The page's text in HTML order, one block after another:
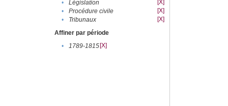
•
Législation
[X]
•
Procédure civile
[X]
•
Tribunaux
[X]
Affiner par période
•
1789-1815[X]